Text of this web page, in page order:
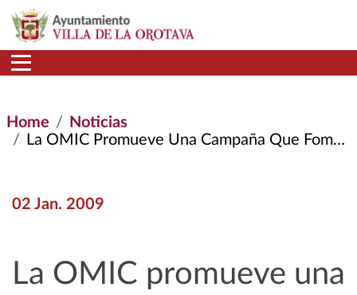
Skip to main content
Home
Noticias
La OMIC Promueve Una Campaña Que Fomenta El Consumo Responsable En Estas Fechas Navideñas
02 Jan. 2009
La OMIC promueve una